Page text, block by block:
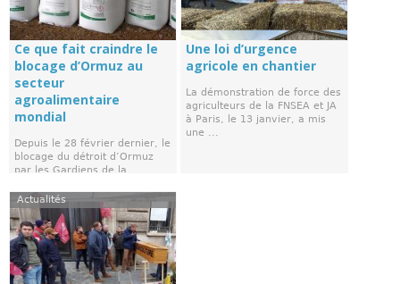
Ce que fait craindre le
blocage d’Ormuz au
secteur
agroalimentaire
mondial
Depuis le 28 février dernier, le
blocage du détroit d’Ormuz
par les Gardiens de la
Une loi d’urgence
agricole en chantier
La démonstration de force des
agriculteurs de la FNSEA et JA
à Paris, le 13 janvier, a mis
une ...
Actualités